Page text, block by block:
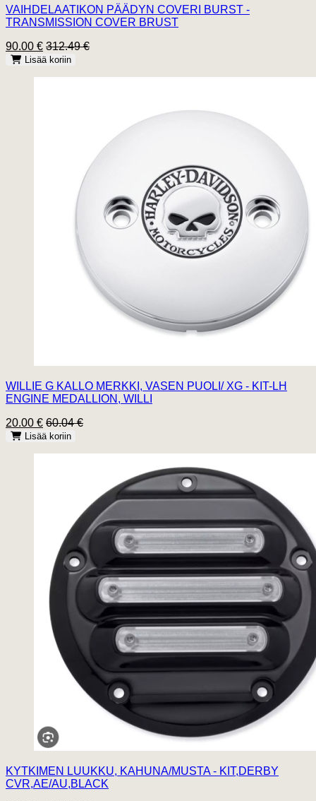
VAIHDELAATIKON PÄÄDYN COVERI BURST -
TRANSMISSION COVER BRUST
90.00 € 312.49 €
Lisää koriin
WILLIE G KALLO MERKKI, VASEN PUOLI/ XG - KIT-LH
ENGINE MEDALLION, WILLI
20.00 € 60.04 €
Lisää koriin
KYTKIMEN LUUKKU, KAHUNA/MUSTA - KIT,DERBY
CVR,AE/AU,BLACK